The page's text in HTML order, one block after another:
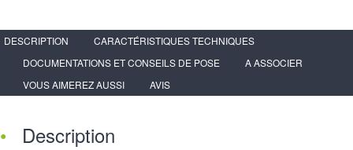
DESCRIPTION
CARACTÉRISTIQUES TECHNIQUES
DOCUMENTATIONS ET CONSEILS DE POSE
A ASSOCIER
VOUS AIMEREZ AUSSI
AVIS
Description